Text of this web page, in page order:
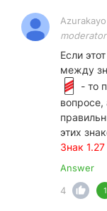
Azurakayo
moderator
Если
между
- то
этих
Знак 1.27
Answer
4
1